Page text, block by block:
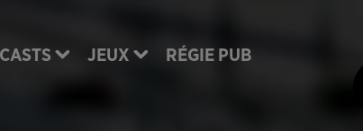
JEUX RÉGIE PUB